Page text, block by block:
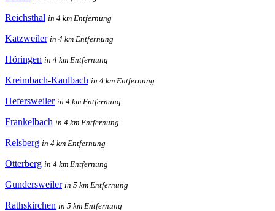
Reichsthal in 4 km Entfernung
Katzweiler in 4 km Entfernung
Höringen in 4 km Entfernung
Kreimbach-Kaulbach in 4 km Entfernung
Hefersweiler in 4 km Entfernung
Frankelbach in 4 km Entfernung
Relsberg in 4 km Entfernung
Otterberg in 4 km Entfernung
Gundersweiler in 5 km Entfernung
Rathskirchen in 5 km Entfernung